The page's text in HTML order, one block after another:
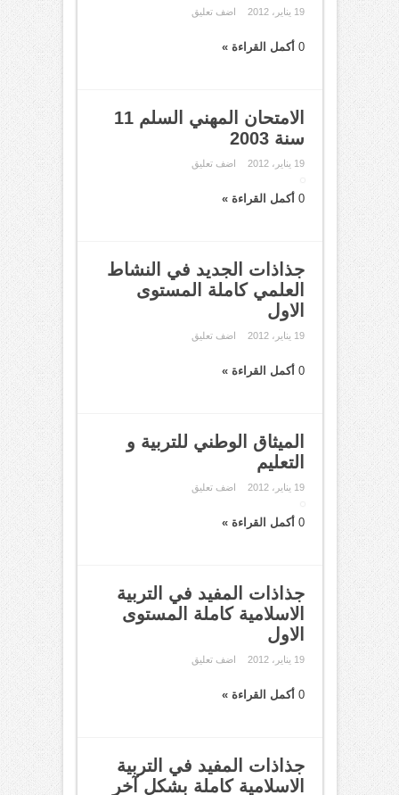
19 يناير، 2012 اضف تعليق
0 أكمل القراءة »
الامتحان المهني السلم 11
سنة 2003
19 يناير، 2012 اضف تعليق
0 أكمل القراءة »
جذاذات الجديد في النشاط
العلمي كاملة المستوى
الاول
19 يناير، 2012 اضف تعليق
0 أكمل القراءة »
الميثاق الوطني للتربية و
التعليم
19 يناير، 2012 اضف تعليق
0 أكمل القراءة »
جذاذات المفيد في التربية
الاسلامية كاملة المستوى
الاول
19 يناير، 2012 اضف تعليق
0 أكمل القراءة »
جذاذات المفيد في التربية
الاسلامية كاملة بشكل آخر